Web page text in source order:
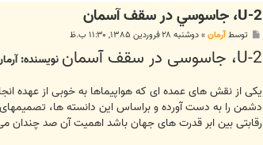
U-2، جاسوسي در سقف آسمان
ت
توسطآرمان»دوشنبه ۲۸ فروردین ۱۳۸۵, ۱۱:۳۰ ب.ظ
U-2، جاسوسی در سقف آسمان
نویسنده:
یکی از نقش های عمده ای که هواپیماها به خوبی از عهده
دشمن را به دست آورده و براساس این دانسته ها،
رقابتی بین ابر قدرت های جهان باشد اهمیت آن صد چندان